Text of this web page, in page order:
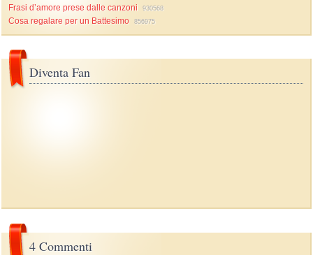
Frasi d’amore prese dalle canzoni 930568
Cosa regalare per un Battesimo 856975
Diventa Fan
4 Commenti